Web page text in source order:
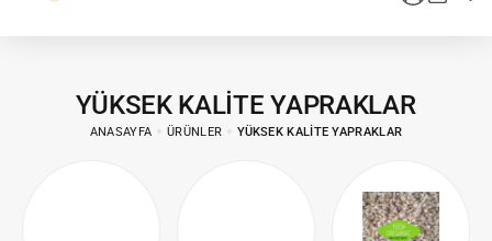
YÜKSEK KALITE YAPRAKLAR
ANASAYFA ÜRÜNLER YÜKSEK KALITE YAPRAKLAR